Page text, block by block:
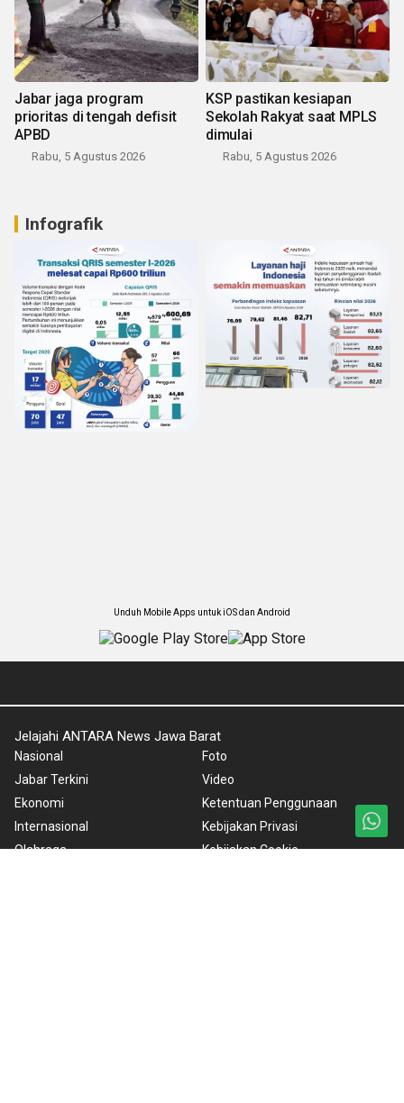
Jabar jaga program
prioritas di tengah defisit
APBD
Rabu, 5 Agustus 2026
KSP pastikan kesiapan
Sekolah Rakyat saat MPLS
dimulai
Rabu, 5 Agustus 2026
Infografik
Unduh Mobile Apps untuk iOS dan Android
Jelajahi ANTARA News Jawa Barat
Nasional
Jabar Terkini
Ekonomi
Internasional
Olahraga
Foto
Video
Ketentuan Penggunaan
Kebijakan Privasi
Kebijakan Cookie